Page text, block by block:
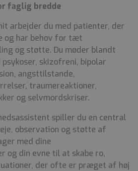
faglig bredde
arbejder du med patienter, der
og har behov for tæt
og støtte. Du møder blandt
skizofreni, bipolar
angsttilstande,
traumereaktioner,
og selvmordskriser.
spiller du en central
observation og støtte af
med dine
og din evne til at skabe ro,
der ofte er præget af høj